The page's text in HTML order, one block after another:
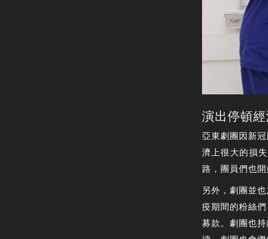
演出停頓
亞東劇團因新
濟上很大的損
路，團員們也
另外，劇團並
疫期間的粉絲
募款。劇團也